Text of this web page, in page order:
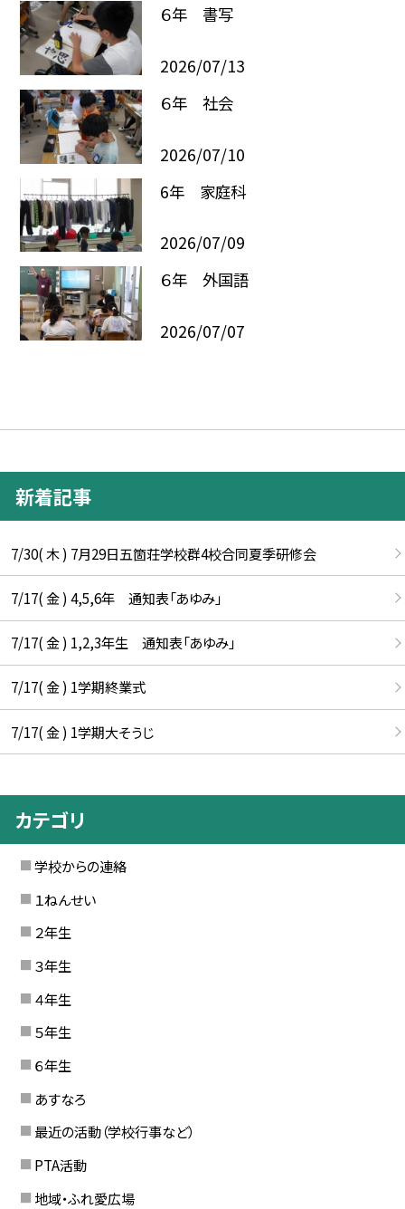
６年 書写
2026/07/13
６年 社会
2026/07/10
6年 家庭科
2026/07/09
６年 外国語
2026/07/07
新着記事
7/30( 木 ) 7月29日五箇荘学校群4校合同夏季研修会
7/17( 金 ) 4,5,6年 通知表「あゆみ」
7/17( 金 ) 1,2,3年生 通知表「あゆみ」
7/17( 金 ) 1学期終業式
7/17( 金 ) 1学期大そうじ
カテゴリ
学校からの連絡
１ねんせい
２年生
３年生
４年生
５年生
６年生
あすなろ
最近の活動（学校行事など）
PTA活動
地域・ふれ愛広場